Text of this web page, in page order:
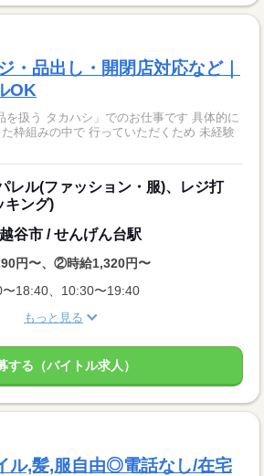
・品出し・開閉店対応など｜
OK
を扱う タカハシ」でのお仕事です 具体的に
枠組みの中で 行っていただくため 未経験
ル(ファッション・服)、レジ打
キング)
谷市 / せんげん台駅
円〜、②時給1,320円〜
18:40、10:30〜19:40
もっと見る
する（バイトル求人）
ル,髪,服自由◎電話なし/在宅